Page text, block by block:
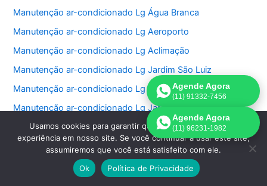
Manutenção ar-condicionado Lg Água Branca
Manutenção ar-condicionado Lg Aeroporto
Manutenção ar-condicionado Lg Aclimação
Manutenção ar-condicionado Lg Jardim São Luiz
Manutenção ar-condicionado Lg Jardim São Paulo
Manutenção ar-condicionado Lg Jardins
Manutenção ar-condicionado Lg Jockey Club
Manutenção ar-condicionado Lg Lapa
Manutenção ar-condicionado Lg Lauzane Paulista
Agende Agora
(11) 91332-7456
Agende Agora
(11) 96231-1982
Usamos cookies para garantir que oferecemos a melhor
experiência em nosso site. Se você continuar a usar este site,
assumiremos que você está satisfeito com ele.
Ok
Política de Privacidade